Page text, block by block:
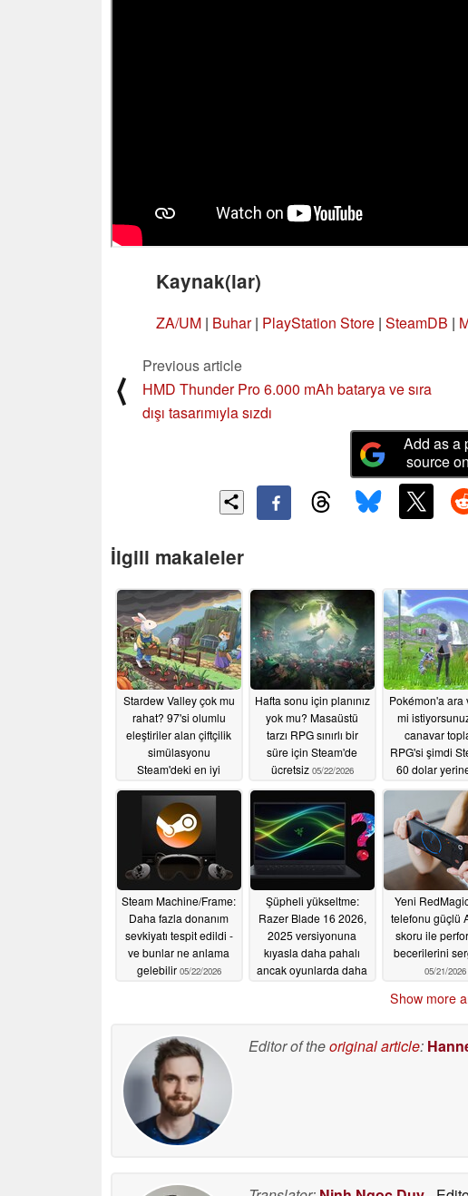
Kaynak(lar)
ZA/UM | Buhar| PlayStation Store | SteamDB |
⟨
Previous article
HMD Thunder Pro 6.000 mAh batarya ve sıra
dışı tasarımıyla sızdı
Add as a
source
İlgili makaleler
Stardew Valley çok mu
rahat? 97'si olumlu
eleştiriler alan çiftçilik
simülasyonu
Steam'deki en iyi
fiyatına geri döndü
05/23/2026
Hafta sonu için planınız
yok mu? Masaüstü
tarzı RPG sınırlı bir
süre için Steam'de
ücretsiz 05/22/2026
Pokémon'a ara
mi
canavar
RPG'si şimdi
60 dolar
dolar05/22/
Steam Machine/Frame:
Daha fazla donanım
sevkiyatı tespit edildi -
ve bunlar ne anlama
gelebilir 05/22/2026
Şüpheli yükseltme:
Razer Blade 16 2026,
2025 versiyonuna
kıyasla daha pahalı
ancak oyunlarda daha
Yeni
telefonu güçlü
skoru ile
becerilerini
05/21/2026
Show more
Editor of theoriginal article: